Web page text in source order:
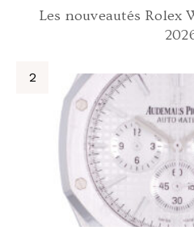
Les nouveautés Rolex